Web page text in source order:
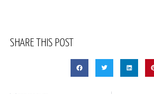
SHARE THIS POST